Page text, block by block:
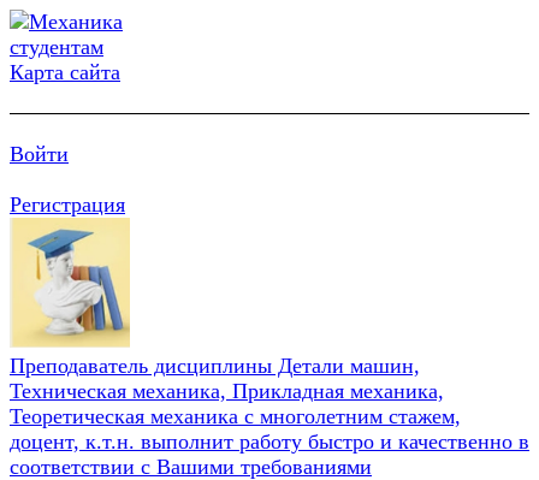
Карта сайта
Войти
Регистрация
Преподаватель дисциплины Детали машин,
Техническая механика, Прикладная механика,
Теоретическая механика с многолетним стажем,
доцент, к.т.н. выполнит работу быстро и качественно в
соответствии с Вашими требованиями